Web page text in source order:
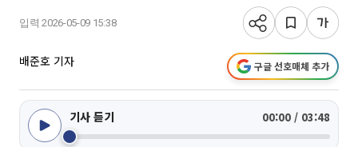
입력 2026-05-09 15:38
배준호 기자 구글 선호매체 추가
기사 듣기 00:00 / 03:48